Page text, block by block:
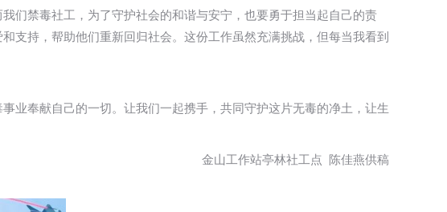
们禁毒社工，为了守护社会的和谐与安宁，也要勇于担当起自己的责
支持，帮助他们重新回归社会。这份工作虽然充满挑战，但每当我看到
业奉献自己的一切。让我们一起携手，共同守护这片无毒的净土，让生
金山工作站亭林社工点 陈佳燕供稿